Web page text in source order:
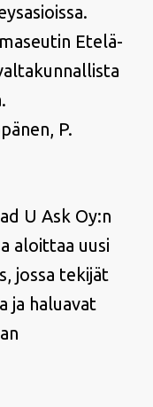
Etelä-
P.
U Ask Oy:n
aloittaa uusi
jossa tekijät
ja haluavat